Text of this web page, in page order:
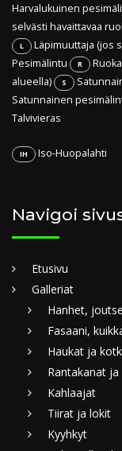
Harvalukuinen
selvästi havaittavaa
L Läpimuuttaja (jos
Pesimälintu R
alueella)
S
Satunnainen
Talvivieras
IH Iso-Huopalahti
Navigoi
Etusivu
Galleriat
Hanhet,
Fasaani,
Haukat ja
Rantakanat ja
Kahlaajat
Tiirat ja lokit
Kyyhkyt